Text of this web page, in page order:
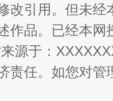
开幕 规模
改引用。但未
作品。已经本
源于：
责任。如您对